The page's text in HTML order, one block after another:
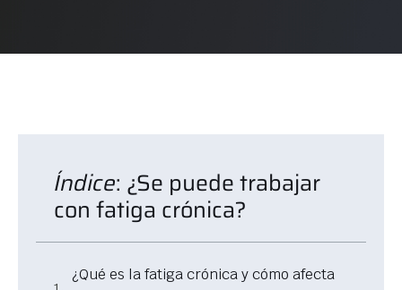
Índice: ¿Se puede trabajar
con fatiga crónica?
¿Qué es la fatiga crónica y cómo afecta